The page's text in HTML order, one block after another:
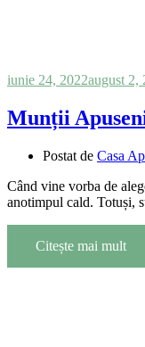
iunie 24, 2022august 2,
Munții
Postat de Casa
Când vine vorba de
anotimpul cald. Totuși,
Citește mai mult